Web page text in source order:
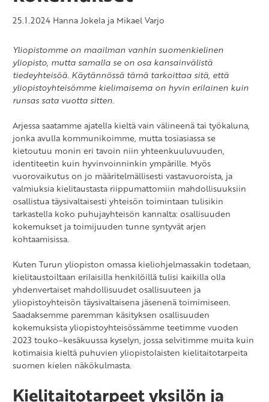
25.1.2024 Hanna Jokela ja Mikael Varjo
Yliopistomme on maailman vanhin suomenkielinen
yliopisto, mutta samalla se on osa kansainvälistä
tiedeyhteisöä. Käytännössä tämä tarkoittaa sitä, että
yliopistoyhteisömme kielimaisema on hyvin erilainen kuin
runsas sata vuotta sitten.
Arjessa saatamme ajatella kieltä vain välineenä tai työkaluna,
jonka avulla kommunikoimme, mutta tosiasiassa se
kietoutuu monin eri tavoin niin yhteenkuuluvuuden,
identiteetin kuin hyvinvoinninkin ympärille. Myös
vuorovaikutus on jo määritelmällisesti vastavuoroista, ja
valmiuksia kielitaustasta riippumattomiin mahdollisuuksiin
osallistua täysivaltaisesti yhteisön toimintaan tulisikin
tarkastella koko puhujayhteisön kannalta: osallisuuden
kokemukset ja toimijuuden tunne syntyvät arjen
kohtaamisissa.
Kuten Turun yliopiston omassa kieliohjelmassakin todetaan,
kielitaustoiltaan erilaisilla henkilöillä tulisi kaikilla olla
yhdenvertaiset mahdollisuudet osallisuuteen ja
yliopistoyhteisön täysivaltaisena jäsenenä toimimiseen.
Saadaksemme paremman käsityksen osallisuuden
kokemuksista yliopistoyhteisössämme teetimme vuoden
2023 touko–kesäkuussa kyselyn, jossa selvitimme muita kuin
kotimaisia kieltä puhuvien yliopistolaisten kielitaitotarpeita
suomen kielen näkökulmasta.
Kielitaitotarpeet yksilön ja